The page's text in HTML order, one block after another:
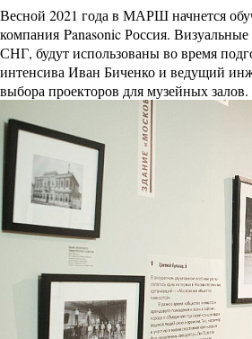
Весной 2021 года в МАРШ начнется
компания Panasonic Россия.
СНГ, будут использованы во время
интенсива Иван Биченко и ведущий
выбора проекторов для музейных залов.